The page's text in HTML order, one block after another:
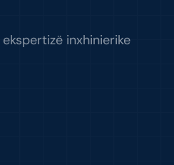
inxhinierike